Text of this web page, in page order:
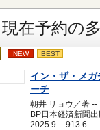
現在予約の
NEW BEST
イン・ザ・メガ
ーチ
朝井 リョウ／著 --
BP日本経済新聞
2025.9 -- 913.6